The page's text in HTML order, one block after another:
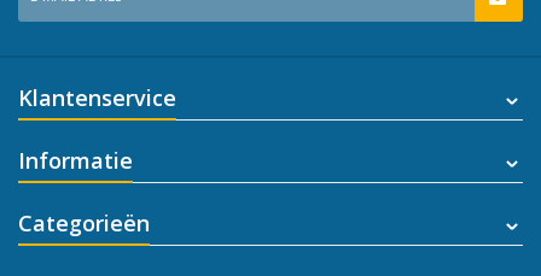
Klantenservice
Informatie
Categorieën